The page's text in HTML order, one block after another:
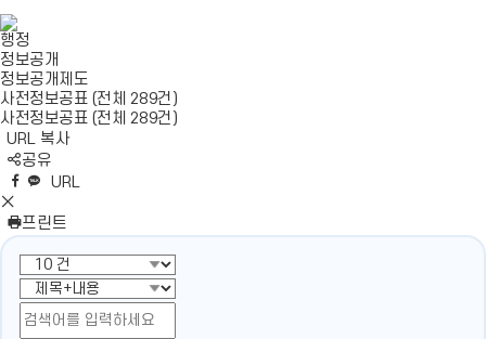
행정
정보공개
정보공개제도
사전정보공표 (전체 289건)
사전정보공표 (전체 289건)
URL 복사
공유
N
영
역
펼
치
기
네
이
버
밴
엑
스
공
유
페
스
북
공
유
카
오
톡
공
유
URL
S
N
S
영
역
닫
기
프린트